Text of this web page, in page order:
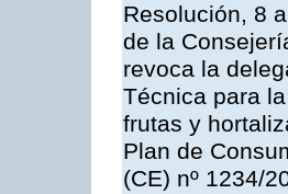
Resolución, 8
de la
revoca la
Técnica para
frutas y
Plan de
(CE) nº 1234/